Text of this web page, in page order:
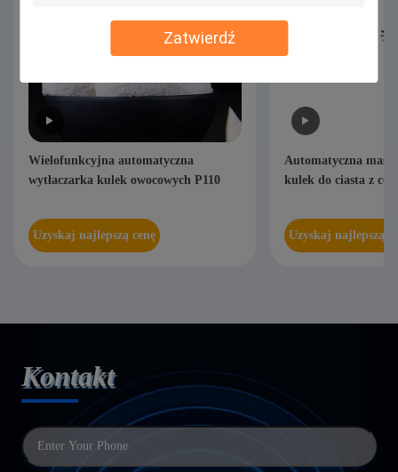
Zatwierdź
Wielofunkcyjna automatyczna
wytłaczarka kulek owocowych P110
Uzyskaj najlepszą cenę
Automatyczna
kulek do ciasta z
Uzyskaj najlepszą
Kontakt